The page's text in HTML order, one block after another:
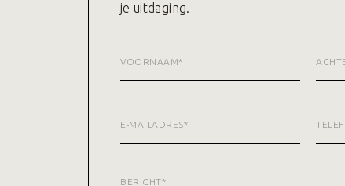
je uitdaging.